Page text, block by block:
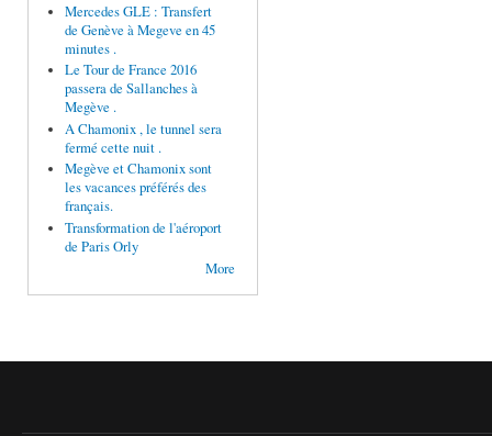
Mercedes GLE : Transfert
de Genève à Megeve en 45
minutes .
Le Tour de France 2016
passera de Sallanches à
Megève .
A Chamonix , le tunnel sera
fermé cette nuit .
Megève et Chamonix sont
les vacances préférés des
français.
Transformation de l'aéroport
de Paris Orly
More